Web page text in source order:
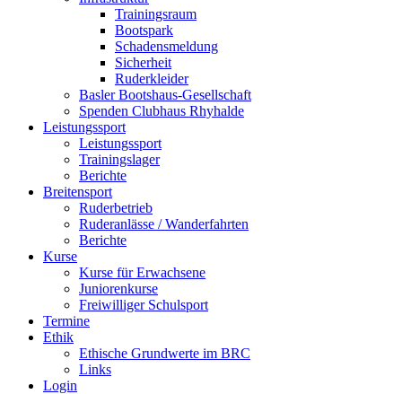
Trainingsraum
Bootspark
Schadensmeldung
Sicherheit
Ruderkleider
Basler Bootshaus-Gesellschaft
Spenden Clubhaus Rhyhalde
Leistungssport
Leistungssport
Trainingslager
Berichte
Breitensport
Ruderbetrieb
Ruderanlässe / Wanderfahrten
Berichte
Kurse
Kurse für Erwachsene
Juniorenkurse
Freiwilliger Schulsport
Termine
Ethik
Ethische Grundwerte im BRC
Links
Login